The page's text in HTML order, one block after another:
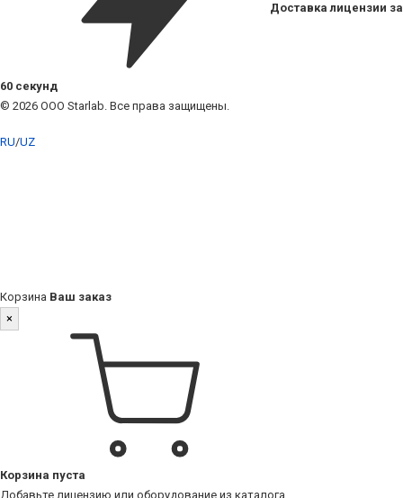
Доставка лицензии за
60 секунд
© 2026 ООО Starlab. Все права защищены.
RU/UZ
Корзина Ваш заказ
×
Корзина пуста
Добавьте лицензию или оборудование из каталога.